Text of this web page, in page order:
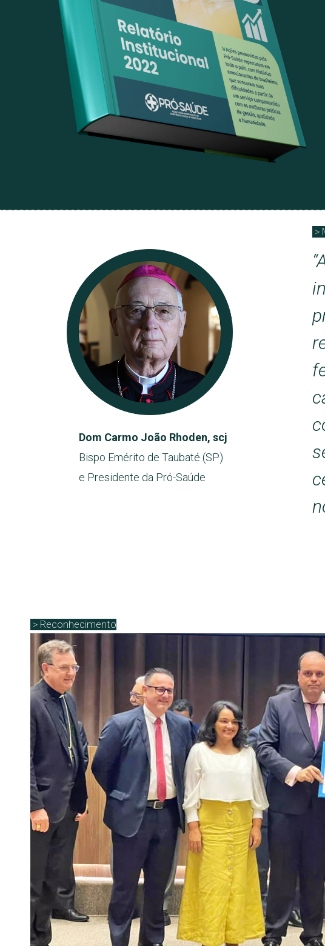
Dom Carmo João Rhoden, scj
Bispo Emérito de Taubaté (SP)
e Presidente da Pró-Saúde
>
> Reconhecimento